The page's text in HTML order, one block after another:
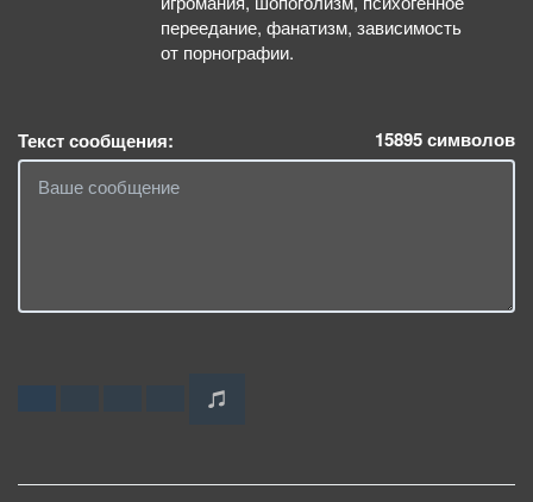
переедание, фанатизм, зависимость
от порнографии.
Текст сообщения: 15895символов